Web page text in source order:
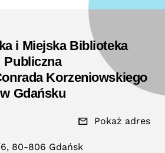
i Miejska Biblioteka
Publiczna
Korzeniowskiego
w Gdańsku
Pokaż adres
80-806 Gdańsk